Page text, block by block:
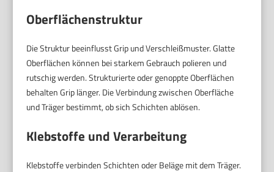
Oberflächenstruktur
Die Struktur beeinflusst Grip und Verschleißmuster. Glatte
Oberflächen können bei starkem Gebrauch polieren und
rutschig werden. Strukturierte oder genoppte Oberflächen
behalten Grip länger. Die Verbindung zwischen Oberfläche
und Träger bestimmt, ob sich Schichten ablösen.
Klebstoffe und Verarbeitung
Klebstoffe verbinden Schichten oder Beläge mit dem Träger.